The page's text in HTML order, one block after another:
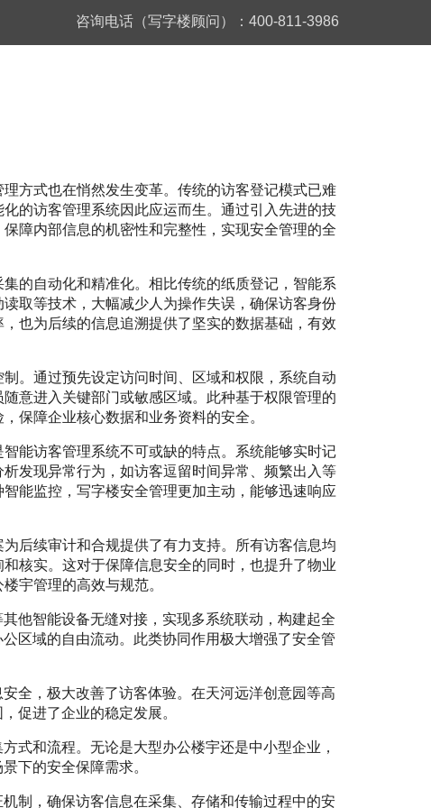
咨询电话（写字楼顾问）：400-811-3986
方式也在悄然发生变革。传统的访客登记模式已难
的访客管理系统因此应运而生。通过引入先进的技
障内部信息的机密性和完整性，实现安全管理的全
的自动化和精准化。相比传统的纸质登记，智能系
取等技术，大幅减少人为操作失误，确保访客身份
也为后续的信息追溯提供了坚实的数据基础，有效
。通过预先设定访问时间、区域和权限，系统自动
意进入关键部门或敏感区域。此种基于权限管理的
保障企业核心数据和业务资料的安全。
能访客管理系统不可或缺的特点。系统能够实时记
发现异常行为，如访客逗留时间异常、频繁出入等
能监控，写字楼安全管理更加主动，能够迅速响应
后续审计和合规提供了有力支持。所有访客信息均
核实。这对于保障信息安全的同时，也提升了物业
宇管理的高效与规范。
他智能设备无缝对接，实现多系统联动，构建起全
区域的自由流动。此类协同作用极大增强了安全管
全，极大改善了访客体验。在天河远洋创意园等高
促进了企业的稳定发展。
式和流程。无论是大型办公楼宇还是中小型企业，
下的安全保障需求。
制，确保访客信息在采集、存储和传输过程中的安